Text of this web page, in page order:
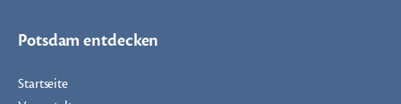
Potsdam entdecken
Startseite